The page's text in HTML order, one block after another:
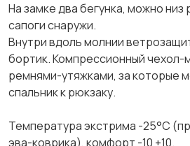
На замке два бегунка, можно низ
сапоги снаружи.
Внутри вдоль молнии
бортик. Компрессионный чехол-
ремнями-утяжками, за которые
спальник к рюкзаку.
Температура экстрима -25°С
эва-коврика), комфорт -10 +10.